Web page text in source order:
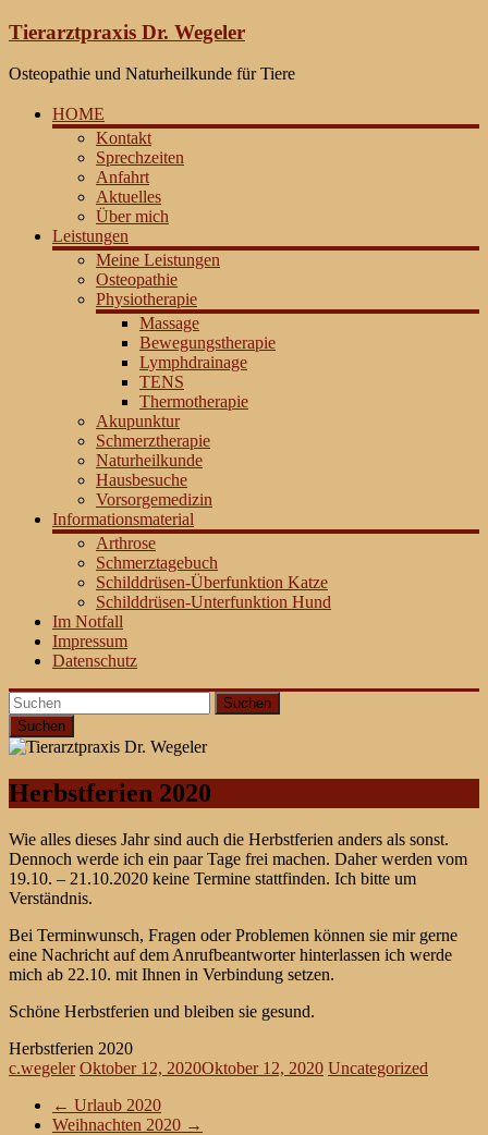
Zum
springen
Tierarztpraxis Dr. Wegeler
Osteopathie und Naturheilkunde für Tiere
HOME
Kontakt
Sprechzeiten
Anfahrt
Aktuelles
Über mich
Leistungen
Meine Leistungen
Osteopathie
Physiotherapie
Massage
Bewegungstherapie
Lymphdrainage
TENS
Thermotherapie
Akupunktur
Schmerztherapie
Naturheilkunde
Hausbesuche
Vorsorgemedizin
Informationsmaterial
Arthrose
Schmerztagebuch
Schilddrüsen-Überfunktion Katze
Schilddrüsen-Unterfunktion Hund
Im Notfall
Impressum
Datenschutz
Suchen
Herbstferien 2020
Wie alles dieses Jahr sind auch die Herbstferien anders als sonst.
Dennoch werde ich ein paar Tage frei machen. Daher werden vom
19.10. – 21.10.2020 keine Termine stattfinden. Ich bitte um
Verständnis.
Bei Terminwunsch, Fragen oder Problemen können sie mir gerne
eine Nachricht auf dem Anrufbeantworter hinterlassen ich werde
mich ab 22.10. mit Ihnen in Verbindung setzen.
Schöne Herbstferien und bleiben sie gesund.
Herbstferien 2020
c.wegeler Oktober 12, 2020Oktober 12, 2020 Uncategorized
← Urlaub 2020
Weihnachten 2020 →